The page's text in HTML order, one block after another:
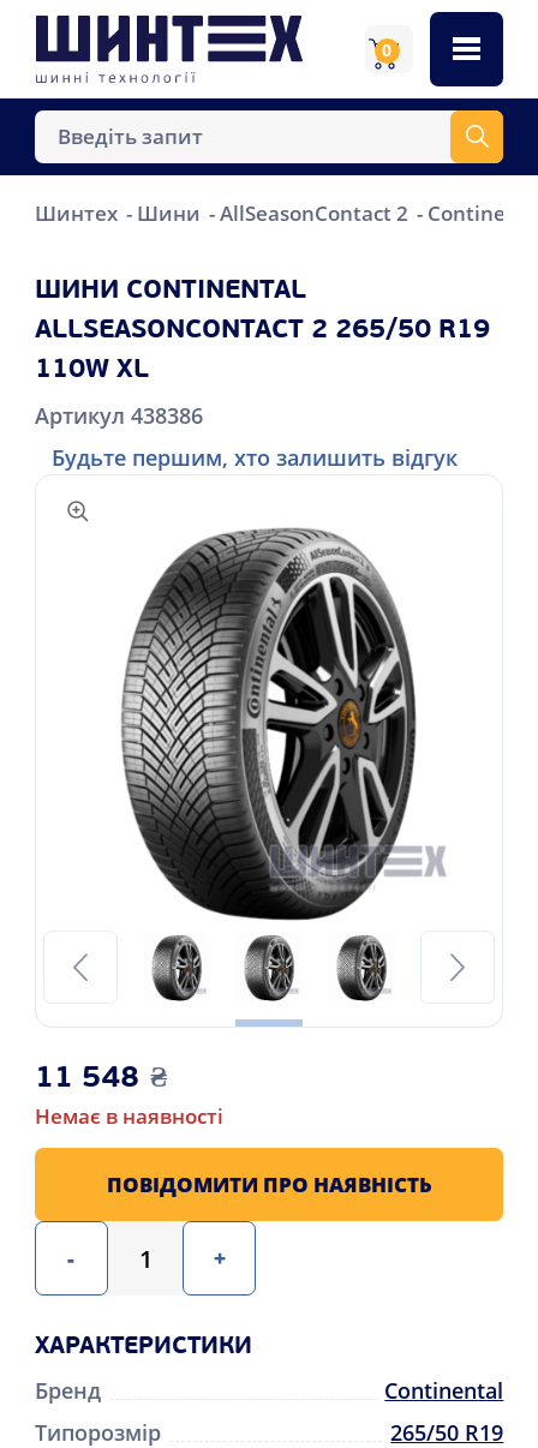
0
Шинтех Шини AllSeasonContact 2
ШИНИ CONTINENTAL
ALLSEASONCONTACT 2 265/50 R19
110W XL
Артикул 438386
Будьте першим, хто залишить відгук
11 548 ₴
Немає в наявності
- +
ПОВІДОМИТИ ПРО НАЯВНІСТЬ
ХАРАКТЕРИСТИКИ
Бренд
Continental
Типорозмір
265/50 R19